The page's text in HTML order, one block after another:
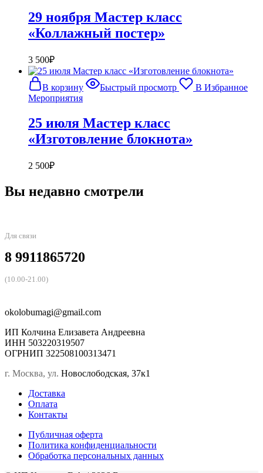
29 ноября Мастер класс
«Коллажный постер»
3 500₽
В корзину Быстрый просмотр
В Избранное
Мероприятия
25 июля Мастер класс
«Изготовление блокнота»
2 500₽
Вы недавно смотрели
Для связи
8 9911865720
(10.00-21.00)
okolobumagi@gmail.com
ИП Колчина Елизавета Андреевна
ИНН 503220319507
ОГРНИП 322508100313471
г. Москва, ул. Новослободская, 37к1
Доставка
Оплата
Контакты
Публичная оферта
Политика конфиденциальности
Обработка персональных данных